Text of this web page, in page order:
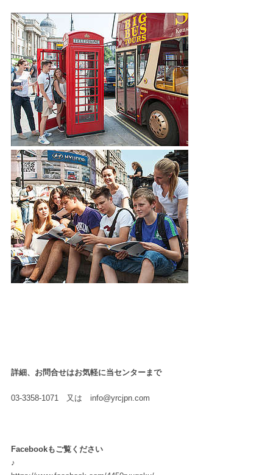
詳細、お問合せはお気軽に当センターまで
03-3358-1071 又は info@yrcjpn.com
Facebookもご覧ください